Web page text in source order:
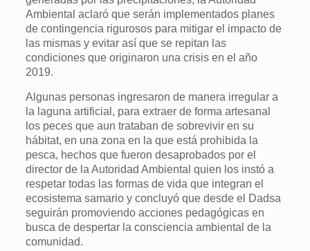
Ambiental aclaró que serán implementados planes
de contingencia rigurosos para mitigar el impacto de
las mismas y evitar así que se repitan las
condiciones que originaron una crisis en el año
2019.
Algunas personas ingresaron de manera irregular a
la laguna artificial, para extraer de forma artesanal
los peces que aun trataban de sobrevivir en su
hábitat, en una zona en la que está prohibida la
pesca, hechos que fueron desaprobados por el
director de la Autoridad Ambiental quien los instó a
respetar todas las formas de vida que integran el
ecosistema samario y concluyó que desde el Dadsa
seguirán promoviendo acciones pedagógicas en
busca de despertar la consciencia ambiental de la
comunidad.